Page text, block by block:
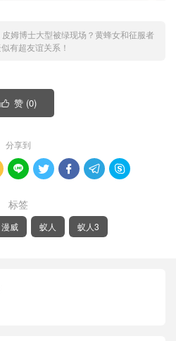
皮姆博士大型被绿现场？黄蜂女和征服者
有超友谊关系！
 赞 (0)
分享到
    
标签
漫威 蚁人 蚁人3